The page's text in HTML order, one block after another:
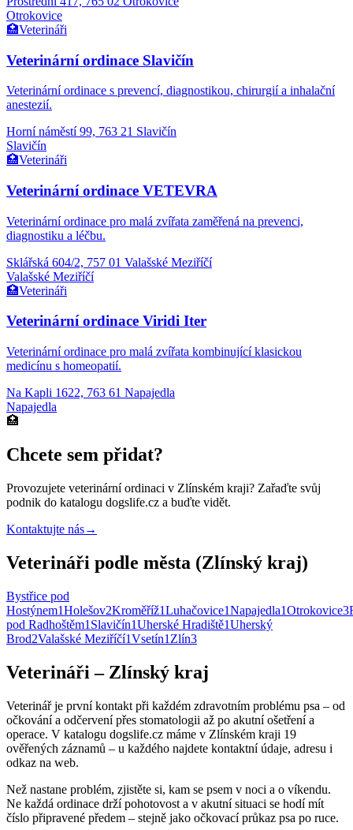
Otrokovice
🏥Veterináři
Veterinární ordinace Slavičín
Veterinární ordinace s prevencí, diagnostikou, chirurgií a inhalační
anestezií.
Horní náměstí 99, 763 21 Slavičín
Slavičín
🏥Veterináři
Veterinární ordinace VETEVRA
Veterinární ordinace pro malá zvířata zaměřená na prevenci,
diagnostiku a léčbu.
Sklářská 604/2, 757 01 Valašské Meziříčí
Valašské Meziříčí
🏥Veterináři
Veterinární ordinace Viridi Iter
Veterinární ordinace pro malá zvířata kombinující klasickou
medicínu s homeopatií.
Na Kapli 1622, 763 61 Napajedla
Napajedla
🏥
Chcete sem přidat?
Provozujete veterinární ordinaci v Zlínském kraji? Zařaďte svůj
podnik do katalogu dogslife.cz a buďte vidět.
Kontaktujte nás→
Veterináři podle města (Zlínský kraj)
Bystřice pod
Hostýnem1Holešov2Kroměříž1Luhačovice1Napajedla1Otrokovice3
pod Radhoštěm1 Slavičín1Uherské Hradiště1Uherský
Brod2Valašské Meziříčí1Vsetín1 Zlín3
Veterináři – Zlínský kraj
Veterinář je první kontakt při každém zdravotním problému psa – od
očkování a odčervení přes stomatologii až po akutní ošetření a
operace. V katalogu dogslife.cz máme v Zlínském kraji 19
ověřených záznamů – u každého najdete kontaktní údaje, adresu i
odkaz na web.
Než nastane problém, zjistěte si, kam se psem v noci a o víkendu.
Ne každá ordinace drží pohotovost a v akutní situaci se hodí mít
číslo připravené předem – stejně jako očkovací průkaz psa po ruce.